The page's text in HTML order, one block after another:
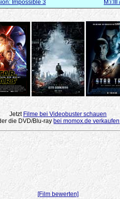
Impossible 3 M:i:III
Jetzt Filme bei Videobuster schauen
die DVD/Blu-raybei momox.de verkaufen
[Film bewerten]